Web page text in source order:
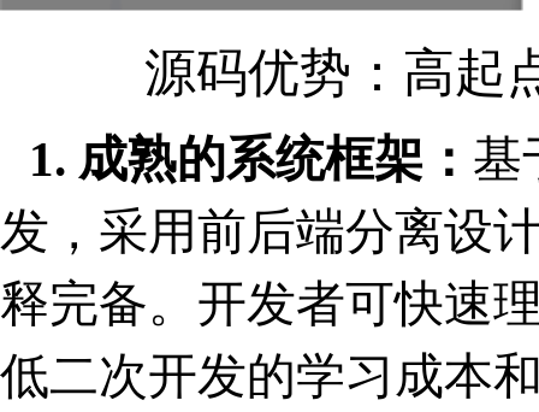
源码优势：高起
1. 成熟的系统框架： 基
发，采用前后端分离设
释完备。开发者可快速
低二次开发的学习成本